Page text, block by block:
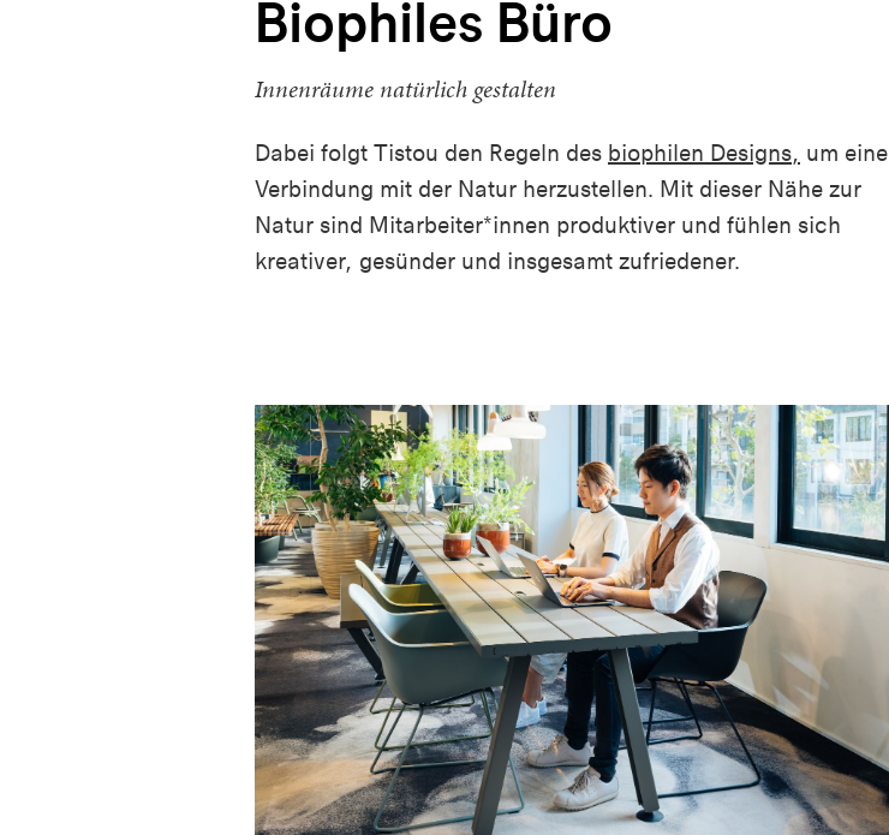
Biophiles Büro
Innenräume natürlich gestalten
Dabei folgt Tistou den Regeln des biophilen Designs, um eine
Verbindung mit der Natur herzustellen. Mit dieser Nähe zur
Natur sind Mitarbeiter*innen produktiver und fühlen sich
kreativer, gesünder und insgesamt zufriedener.